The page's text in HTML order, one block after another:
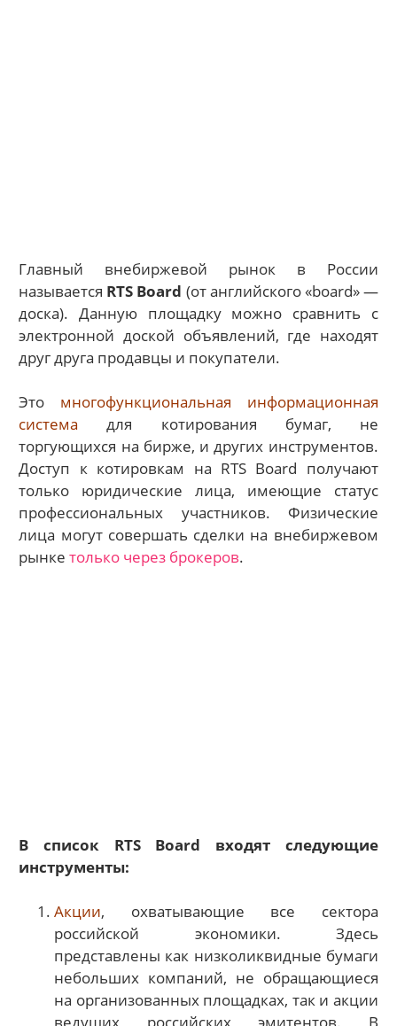
Главный внебиржевой рынок в России
называется RTS Board (от английского «board» —
доска). Данную площадку можно сравнить с
электронной доской объявлений, где находят
друг друга продавцы и покупатели.
Это многофункциональная информационная
система для котирования бумаг, не
торгующихся на бирже, и других инструментов.
Доступ к котировкам на RTS Board получают
только юридические лица, имеющие статус
профессиональных участников. Физические
лица могут совершать сделки на внебиржевом
рынкетолько через брокеров.
В список RTS Board входят следующие
инструменты:
Акции, охватывающие все сектора
российской экономики. Здесь
представлены как низколиквидные бумаги
небольших компаний, не обращающиеся
на организованных площадках, так и акции